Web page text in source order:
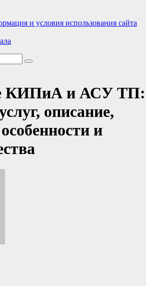
и условия использования сайта
КИПиА и АСУ ТП:
описание,
и